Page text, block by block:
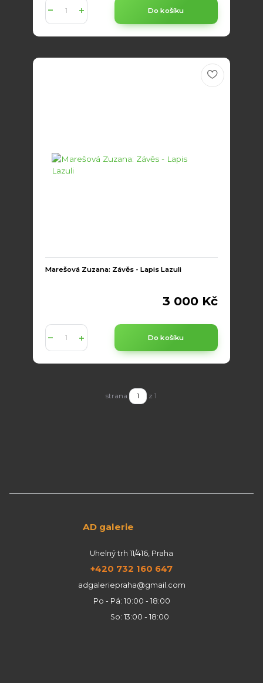
Do košíku
Marešová Zuzana: Závěs - Lapis Lazuli
3 000 Kč
Do košíku
strana z 1
AD galerie
Uhelný trh 11/416, Praha
+420 732 160 647
adgaleriepraha@gmail.com
Po - Pá: 10:00 - 18:00
So: 13:00 - 18:00